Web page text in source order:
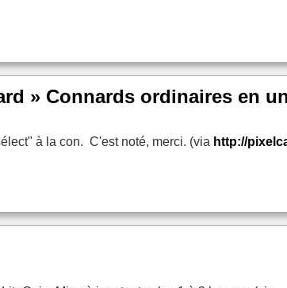
» Connards ordinaires en
à la con. C'est noté, merci. (via http://